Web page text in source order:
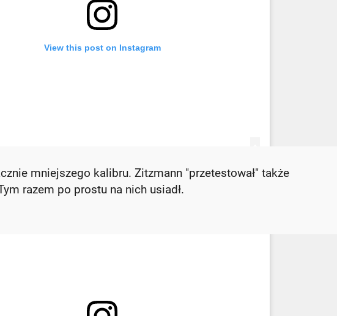
mniejszego kalibru. Zitzmann "przetestował" także
razem po prostu na nich usiadł.